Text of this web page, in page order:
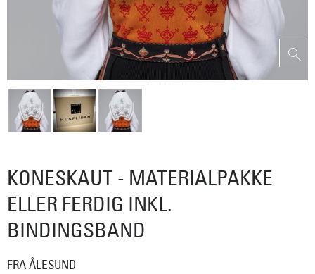
KONESKAUT - MATERIALPAKKE
ELLER FERDIG INKL.
BINDINGSBAND
FRA ÅLESUND